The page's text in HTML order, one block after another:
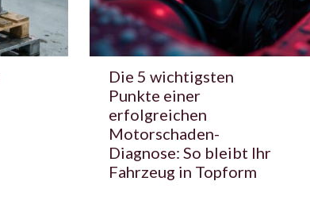
Die 5 wichtigsten
Punkte einer
erfolgreichen
Motorschaden-
Diagnose: So bleibt Ihr
Fahrzeug in Topform